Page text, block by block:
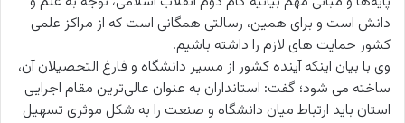
دانش است و برای همین، رسالتی همگانی است که از مراکز علمی
کشور حمایت های لازم را داشته باشیم.
وی با بیان اینکه آینده کشور از مسیر دانشگاه و فارغ التحصیلان آن،
ساخته می شود؛ گفت: استانداران به عنوان عالی‌ترین مقام اجرایی
استان باید ارتباط میان دانشگاه و صنعت را به شکل موثری تسهیل